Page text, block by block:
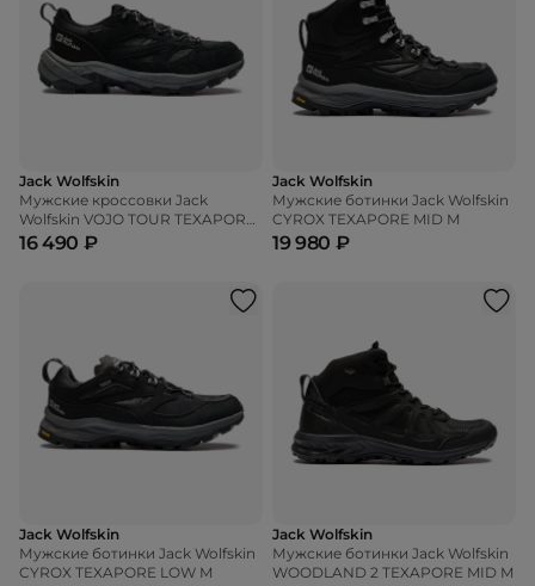
Jack Wolfskin
Мужские кроссовки Jack
Wolfskin VOJO TOUR TEXAPORE
LOW M
16 490 ₽
Jack Wolfskin
Мужские ботинки Jack Wolfskin
CYROX TEXAPORE MID M
19 980 ₽
Jack Wolfskin
Мужские ботинки Jack Wolfskin
CYROX TEXAPORE LOW M
Jack Wolfskin
Мужские ботинки Jack Wolfskin
WOODLAND 2 TEXAPORE MID M